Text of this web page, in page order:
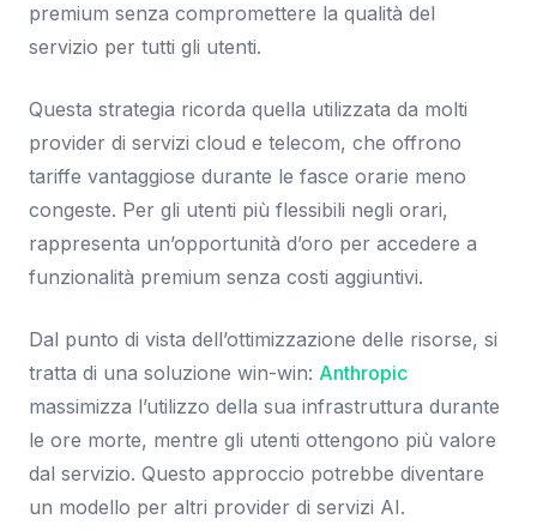
premium senza compromettere la qualità del
servizio per tutti gli utenti.
Questa strategia ricorda quella utilizzata da molti
provider di servizi cloud e telecom, che offrono
tariffe vantaggiose durante le fasce orarie meno
congeste. Per gli utenti più flessibili negli orari,
rappresenta un’opportunità d’oro per accedere a
funzionalità premium senza costi aggiuntivi.
Dal punto di vista dell’ottimizzazione delle risorse, si
tratta di una soluzione win-win: Anthropic
massimizza l’utilizzo della sua infrastruttura durante
le ore morte, mentre gli utenti ottengono più valore
dal servizio. Questo approccio potrebbe diventare
un modello per altri provider di servizi AI.